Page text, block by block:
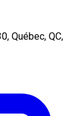
Québec, QC,